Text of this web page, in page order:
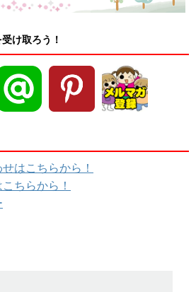
け取ろう！
はこちらから！
ちらから！